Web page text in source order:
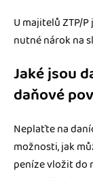
U majitelů ZTP/
nutné nárok na
Jaké jsou
daňové
Neplaťte na
možnosti, jak
peníze vložit do